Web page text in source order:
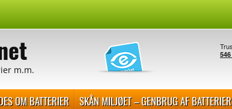
m.m.
OM BATTERIER SKÅN MILJØET – GENBRUG AF BATTERIER